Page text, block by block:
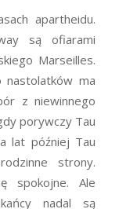
apartheidu.
są ofiarami
Marseilles.
nastolatków ma
z niewinnego
porywczy Tau
lat później Tau
strony.
spokojne. Ale
nadal są